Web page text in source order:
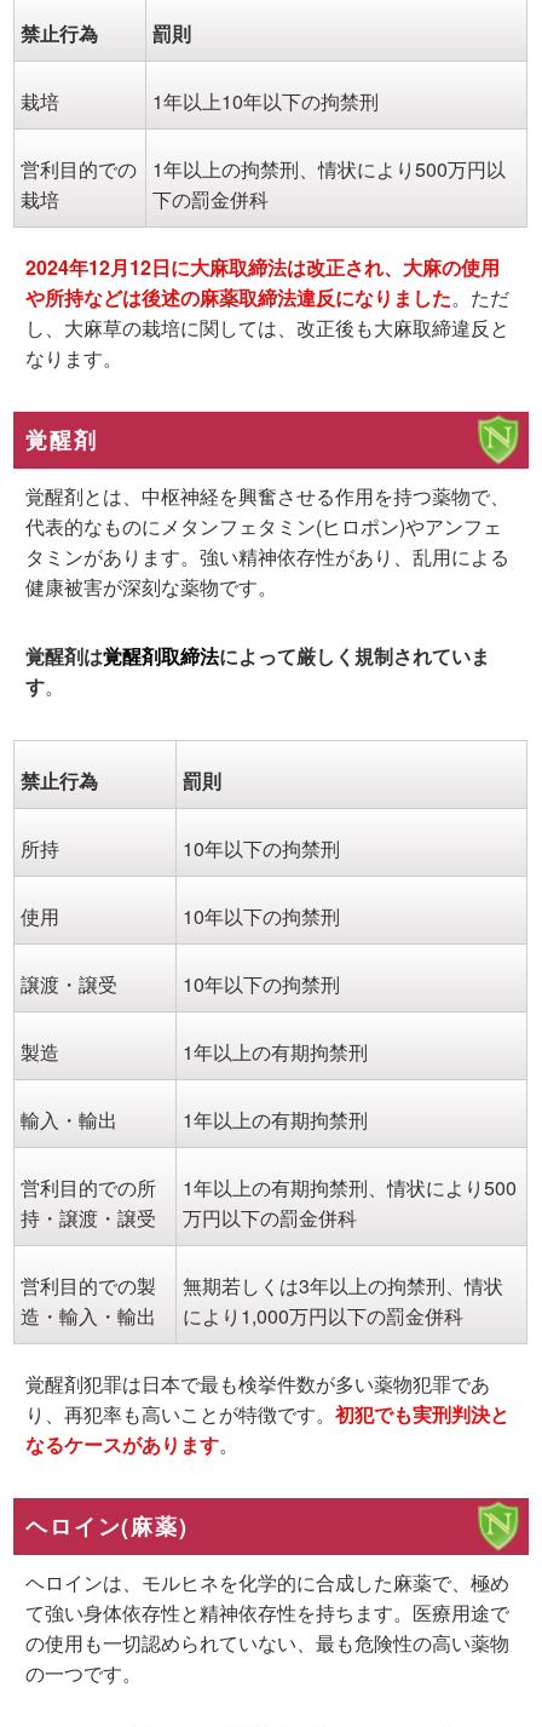
禁止行為 罰則
栽培 1年以上10年以下の拘禁刑
営利目的での
栽培
1年以上の拘禁刑、情状により500万円以
下の罰金併科
2024年12月12日に大麻取締法は改正され、大麻の使用
や所持などは後述の麻薬取締法違反になりました。ただ
し、大麻草の栽培に関しては、改正後も大麻取締違反と
なります。
覚醒剤
覚醒剤とは、中枢神経を興奮させる作用を持つ薬物で、
代表的なものにメタンフェタミン(ヒロポン)やアンフェ
タミンがあります。強い精神依存性があり、乱用による
健康被害が深刻な薬物です。
覚醒剤は覚醒剤取締法によって厳しく規制されていま
す。
禁止行為 罰則
所持 10年以下の拘禁刑
使用 10年以下の拘禁刑
譲渡・譲受 10年以下の拘禁刑
製造 1年以上の有期拘禁刑
輸入・輸出 1年以上の有期拘禁刑
営利目的での所
持・譲渡・譲受
1年以上の有期拘禁刑、情状により500
万円以下の罰金併科
営利目的での製
造・輸入・輸出
無期若しくは3年以上の拘禁刑、情状
により1,000万円以下の罰金併科
覚醒剤犯罪は日本で最も検挙件数が多い薬物犯罪であ
り、再犯率も高いことが特徴です。初犯でも実刑判決と
なるケースがあります。
ヘロイン(麻薬)
ヘロインは、モルヒネを化学的に合成した麻薬で、極め
て強い身体依存性と精神依存性を持ちます。医療用途で
の使用も一切認められていない、最も危険性の高い薬物
の一つです。